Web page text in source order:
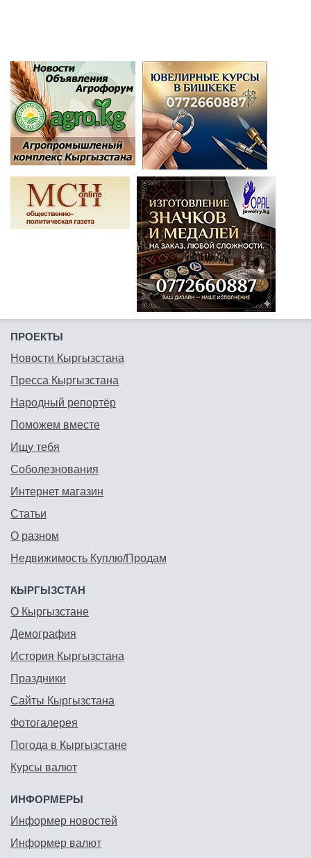
ПРОЕКТЫ
Новости Кыргызстана
Пресса Кыргызстана
Народный репортёр
Поможем вместе
Ищу тебя
Соболезнования
Интернет магазин
Статьи
О разном
Недвижимость Куплю/Продам
КЫРГЫЗСТАН
О Кыргызстане
Демография
История Кыргызстана
Праздники
Сайты Кыргызстана
Фотогалерея
Погода в Кыргызстане
Курсы валют
ИНФОРМЕРЫ
Информер новостей
Информер валют